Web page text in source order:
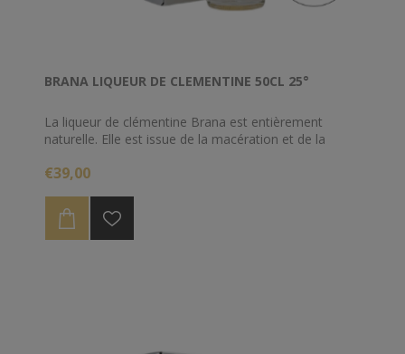
BRANA LIQUEUR DE CLEMENTINE 50CL 25°
La liqueur de clémentine Brana est entièrement
naturelle. Elle est issue de la macération et de la
judicieuse d’eau et de sucre est ensuite ajoutée,
d’élaboration régulièrement dégustée.
€39,00